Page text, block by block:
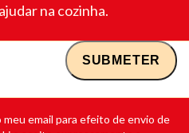
na cozinha.
email para efeito de envio de